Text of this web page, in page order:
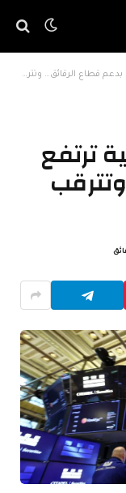
الرقائق… وتترقب بيانات الوظائف
ترتفع